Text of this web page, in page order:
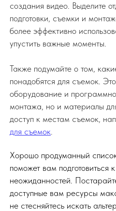
создания видео. Выделите
подготовки, съемки и
более эффективно
упустить важные моменты.
Также подумайте о том,
понадобятся для съемок.
оборудование и
монтажа, но и материалы
доступ к местам съемок,
для съемок
Хорошо продуманный
поможет вам подготовиться
неожиданностей.
доступные вам ресурсы
не стесняйтесь искать